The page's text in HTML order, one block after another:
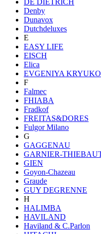
Denby
Dunavox
Dutchdeluxes
E
EASY LIFE
EISCH
Elica
EVGENIYA
F
Falmec
FHIABA
Fradkof
FREITAS&DORES
Fulgor Milano
G
GAGGENAU
GARNIER-
GIEN
Goyon-Chazeau
Graude
GUY DEGRENNE
H
HALIMBA
HAVILAND
Haviland & C.Parlon